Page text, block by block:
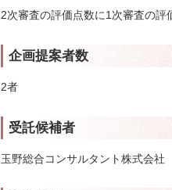
2次審査の評価点数に1次審査の
企画提案者数
2者
受託候補者
玉野総合コンサルタント株式会社